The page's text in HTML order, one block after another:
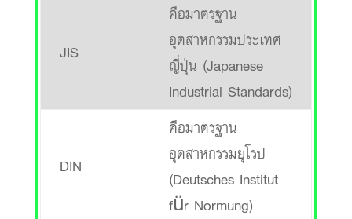
JIS
คือมาตรฐาน
อุตสาหกรรมประเทศ
ญี่ปุ่น (Japanese
Industrial Standards)
DIN
คือมาตรฐาน
อุตสาหกรรมยุโรป
(Deutsches Institut
für Normung)